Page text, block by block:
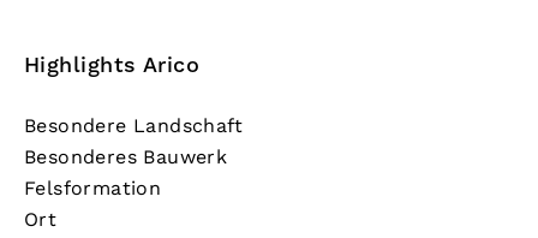
Highlights Arico
Besondere Landschaft
Besonderes Bauwerk
Felsformation
Ort